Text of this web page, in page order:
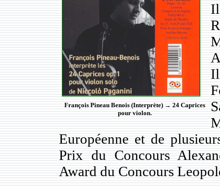
François Pineau Benois (Interprète) → 24 Caprices
pour violon.
Européenne et de
Prix du Concours
Award du Concours